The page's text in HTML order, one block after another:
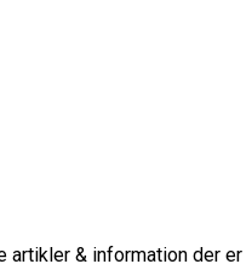
artikler & information der er